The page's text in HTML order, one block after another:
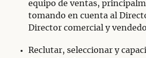
equipo de ventas,
tomando en cuenta al
Director comercial y
Reclutar, seleccionar y